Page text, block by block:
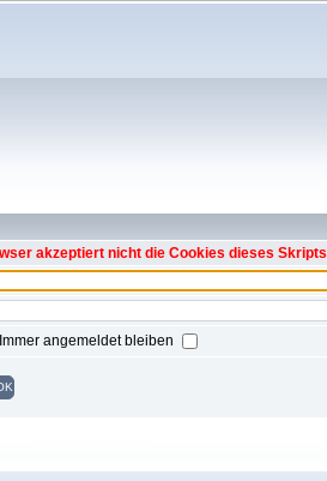
akzeptiert nicht die Cookies dieses Skripts
Immer angemeldet bleiben